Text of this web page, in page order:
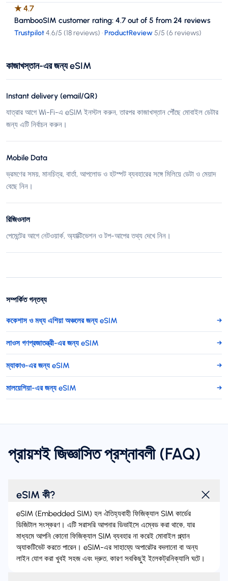
★4.7
BambooSIM customer rating: 4.7 out of 5 from 24 reviews
Trustpilot4.6/5 (18 reviews) ·ProductReview5/5 (6 reviews)
কাজাখস্তান-এর জন্য eSIM
Instant delivery (email/QR)
যাত্রার আগে Wi-Fi-এ eSIM ইনস্টল করুন, তারপর কাজাখস্তান পৌঁছে মোবাইল ডেটার
জন্য এটি নির্বাচন করুন।
Mobile Data
ভ্রমণের সময়, মানচিত্র, বার্তা, আপলোড ও হটস্পট ব্যবহারের সঙ্গে মিলিয়ে ডেটা ও মেয়াদ
বেছে নিন।
রিজিওনাল
পেমেন্টের আগে নেটওয়ার্ক, অ্যাক্টিভেশন ও টপ-আপের তথ্য দেখে নিন।
সম্পর্কিত গন্তব্য
ককেশাস ও মধ্য এশিয়া অঞ্চলের জন্য eSIM →
লাওস গণপ্রজাতন্ত্রী-এর জন্য eSIM →
ম্যাকাও-এর জন্য eSIM →
মালয়েশিয়া-এর জন্য eSIM →
প্রায়শই জিজ্ঞাসিত প্রশ্নাবলী (FAQ)
eSIM কী?
eSIM (Embedded SIM) হল ঐতিহ্যবাহী ফিজিক্যাল SIM কার্ডের
ডিজিটাল সংস্করণ। এটি সরাসরি আপনার ডিভাইসে এম্বেড করা থাকে, যার
মাধ্যমে আপনি কোনো ফিজিক্যাল SIM ব্যবহার না করেই মোবাইল প্ল্যান
অ্যাকটিভেট করতে পারেন। eSIM-এর সাহায্যে অপারেটর বদলানো বা অন্য
লাইন যোগ করা খুবই সহজ এবং দ্রুত, কারণ সবকিছুই ইলেকট্রনিক্যালি ঘটে।